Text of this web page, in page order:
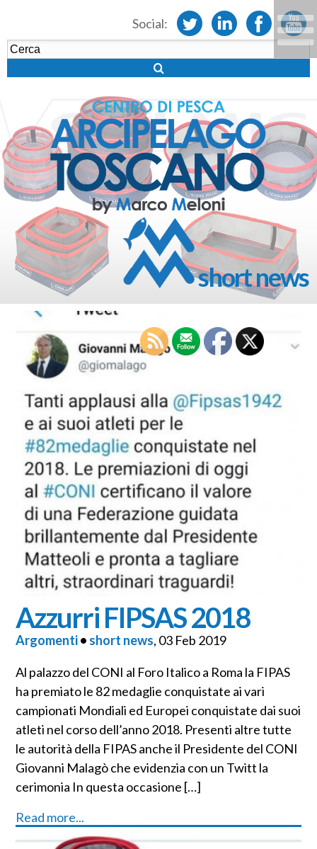
Social:
short news
Azzurri FIPSAS 2018
Argomenti• short news, 03 Feb 2019
Al palazzo del CONI al Foro Italico a Roma la FIPAS
ha premiato le 82 medaglie conquistate ai vari
campionati Mondiali ed Europei conquistate dai suoi
atleti nel corso dell’anno 2018. Presenti altre tutte
le autorità della FIPAS anche il Presidente del CONI
Giovanni Malagò che evidenzia con un Twitt la
cerimonia In questa occasione […]
Read more...